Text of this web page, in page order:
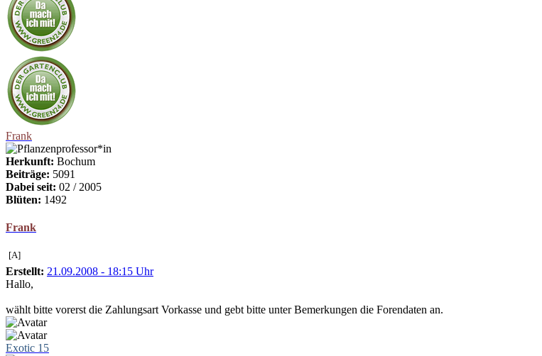
Frank
Herkunft: Bochum
Beiträge: 5091
Dabei seit: 02 / 2005
Blüten: 1492
Frank
[A]
Erstellt: 21.09.2008 - 18:15 Uhr
Hallo,
wählt bitte vorerst die Zahlungsart Vorkasse und gebt bitte unter Bemerkungen die Forendaten an.
Exotic 15